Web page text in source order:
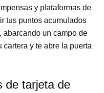
y plataformas de
tus puntos acumulados
abarcando un campo de
y te abre la puerta
de tarjeta de